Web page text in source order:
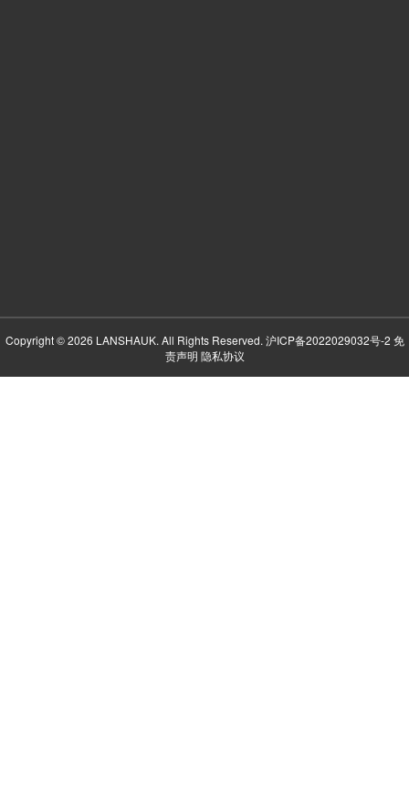
Copyright © 2026 LANSHAUK. All Rights Reserved. 沪ICP备2022029032号-2 免
责声明 隐私协议